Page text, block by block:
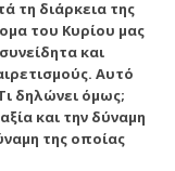
τη διάρκεια της
του Κυρίου μας
και
Αυτό
δηλώνει όμως;
και την δύναμη
της οποίας